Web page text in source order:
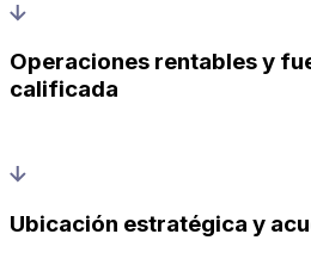
Operaciones rentables y
calificada
Ubicación estratégica y